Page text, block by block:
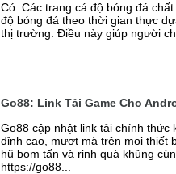
Có. Các trang cá độ bóng đá
độ bóng đá theo thời gian thực
thị trường. Điều này giúp người
Go88: Link Tải Game Cho
Go88 cập nhật link tải chính thức
đỉnh cao, mượt mà trên mọi thiết
hũ bom tấn và rinh quà khủng
https://go88...